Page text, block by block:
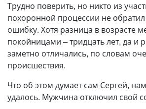
Трудно поверить, но никто из
похоронной процессии не
ошибку. Хотя разница в возрасте
покойницами – тридцать лет, да и
заметно отличались, по словам
происшествия.
Что об этом думает сам Сергей,
удалось. Мужчина отключил свой